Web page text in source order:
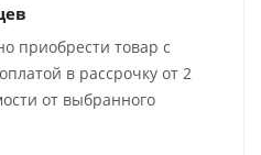
приобрести товар с
в рассрочку от 2
от выбранного